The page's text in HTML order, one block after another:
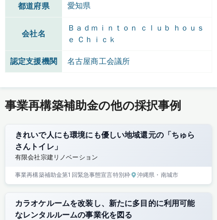
都道府県 愛知県
会社名
Ｂａｄｍｉｎｔｏｎ ｃｌｕｂ ｈｏｕｓ
ｅ Ｃｈｉｃｋ
認定支援機関 名古屋商工会議所
事業再構築補助金の他の採択事例
きれいで人にも環境にも優しい地域還元の「ちゅら
さんトイレ」
有限会社宗建リノベーション
事業再構築補助金第1回緊急事態宣言特別枠 沖縄県 ・南城市
カラオケルームを改装し、新たに多目的に利用可能
なレンタルルームの事業化を図る